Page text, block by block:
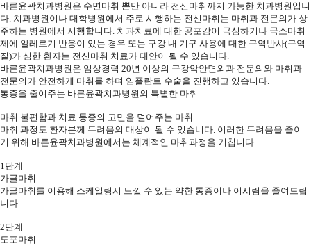
바른윤곽치과병원은 수면마취 뿐만 아니라 전신마취까지 가능한 치과병원입니
다. 치과병원이나 대학병원에서 주로 시행하는 전신마취는 마취과 전문의가 상
주하는 병원에서 시행합니다. 치과치료에 대한 공포감이 극심하거나 국소마취
제에 알레르기 반응이 있는 경우 또는 구강 내 기구 사용에 대한 구역반사(구역
질)가 심한 환자는 전신마취 치료가 대안이 될 수 있습니다.
바른윤곽치과병원은 임상경력 20년 이상의 구강악안면외과 전문의와 마취과
전문의 가 안전하게 마취 를 하며 임플란트 수술을 진행하고 있습니다.
통증을 줄여주는 바른윤곽치과병원의 특별한 마취
마취 불편함과 치료 통증의 고민을 덜어주는 마취
마취 과정도 환자분께 두려움의 대상이 될 수 있습니다. 이러한 두려움을 줄이
기 위해 바른윤곽치과병원에서는 체계적인 마취과정을 거칩니다.
1단계
가글마취
가글마취를 이용해 스케일링시 느낄 수 있는 약한 통증이나 이시림을 줄여드립
니다.
2단계
도포마취